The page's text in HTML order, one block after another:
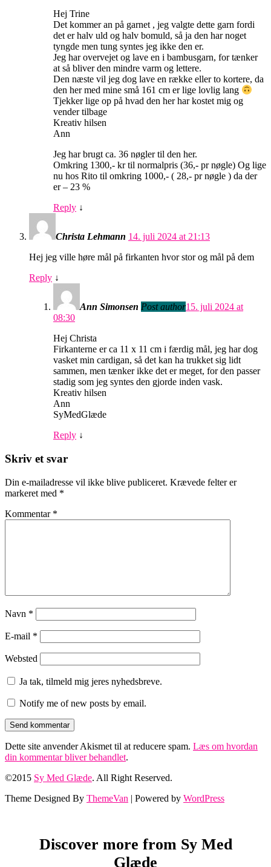
Hej Trine
Det kommer an på garnet , jeg valgte dette garn fordi
det er halv uld og halv bomuld, så ja den har noget
tyngde men tung syntes jeg ikke den er.
Jeg har overvejet og lave en i bambusgarn, for tænker
at så bliver den mindre varm og lettere.
Den næste vil jeg dog lave en række eller to kortere, da
den her med mine små 161 cm er lige lovlig lang
Tjekker lige op på hvad den her har kostet mig og
vender tilbage
Kreativ hilsen
Ann
Jeg har brugt ca. 36 nøgler til den her.
Omkring 1300,- kr til normalpris (36,- pr nøgle) Og lige
nu hos Rito til omkring 1000,- ( 28,- pr nøgle ) da der
er – 23 %
Reply ↓
Christa Lehmann 14. juli 2024 at 21:13
Hej jeg ville høre mål på firkanten hvor stor og mål på dem
Reply ↓
Ann Simonsen Post author15. juli 2024 at
08:30
Hej Christa
Firkanterne er ca 11 x 11 cm i færdig mål, jeg har dog
vasket min cardigan, så det kan ha trukket sig lidt
sammen, men tænker ikke det er meget, for den passer
stadig som jeg syntes den gjorde inden vask.
Kreativ hilsen
Ann
SyMedGlæde
Reply ↓
Skriv et svar
Din e-mailadresse vil ikke blive publiceret. Krævede felter er
markeret med *
Kommentar *
Navn *
E-mail *
Websted
Ja tak, tilmeld mig jeres nyhedsbreve.
Notify me of new posts by email.
Dette site anvender Akismet til at reducere spam. Læs om hvordan
din kommentar bliver behandlet.
©2015 Sy Med Glæde. All Right Reserved.
Theme Designed By ThemeVan | Powered by WordPress
Discover more from Sy Med
Glæde